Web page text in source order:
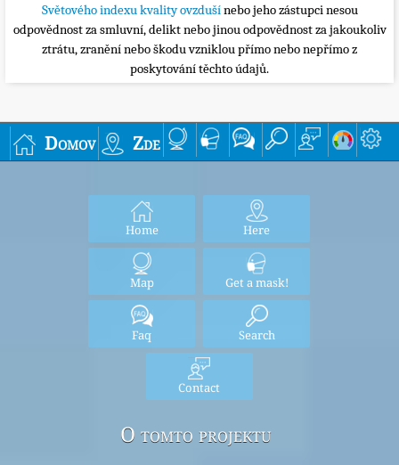
Světového indexu kvality ovzdušínebo jeho zástupci nesou
odpovědnost za smluvní, delikt nebo jinou odpovědnost za jakoukoliv
ztrátu, zranění nebo škodu vzniklou přímo nebo nepřímo z
poskytování těchto údajů.
Domov Zde
Home Here
Map Get a mask!
Faq Search
Contact
O tomto projektu